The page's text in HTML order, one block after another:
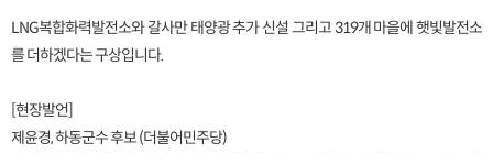
LNG복합화력발전소와 갈사만 태양광 추가 신설 그리고 319개 마을에 햇빛발전소
를 더하겠다는 구상입니다.
[현장발언]
제윤경, 하동군수 후보 (더불어민주당)